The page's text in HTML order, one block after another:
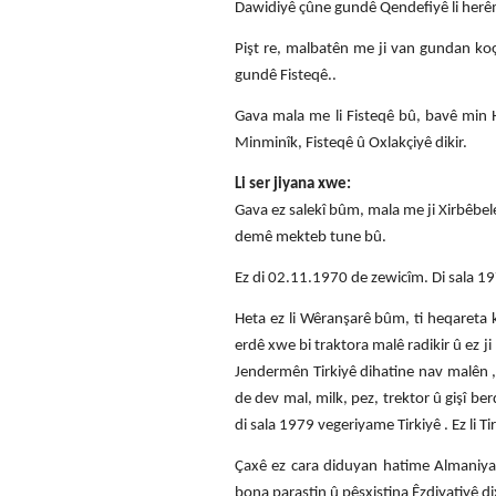
Dawidiyê çûne gundê Qendefiyê li
Pişt re, malbatên me ji van gundan
gundê Fisteqê..
Gava mala me li Fisteqê bû, bavê min
Minminîk, Fisteqê û Oxlakçiyê dikir.
Li ser jiyana xwe:
Gava ez salekî bûm, mala me ji
demê mekteb tune bû.
Ez di 02.11.1970 de zewicîm. Di sala
Heta ez li Wêranşarê bûm, ti
erdê xwe bi traktora malê radikir û ez
Jendermên Tirkiyê dihatine nav
de dev mal, milk, pez, trektor û gişî
di sala 1979 vegeriyame Tirkiyê . Ez li
Çaxê ez cara diduyan hatime